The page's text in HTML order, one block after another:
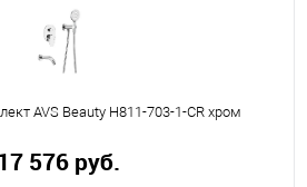
AVS Beauty Н811-703-1-CR хром
17 576 руб.